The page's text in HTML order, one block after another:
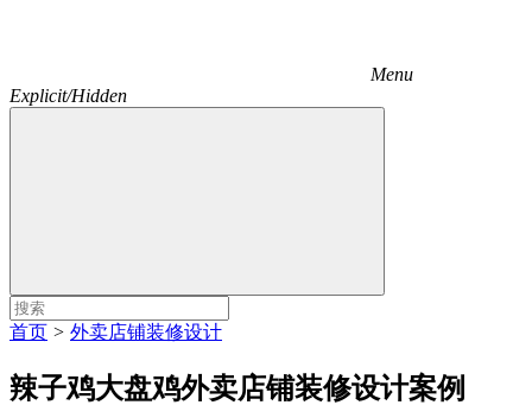
Menu
Explicit/Hidden
首页 > 外卖店铺装修设计
辣子鸡大盘鸡外卖店铺装修设计案例